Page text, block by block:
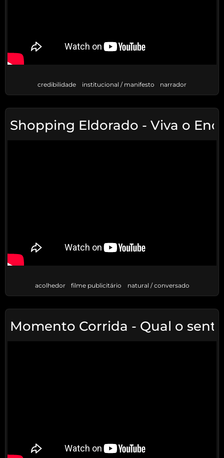
credibilidade institucional / manifesto narrador
Shopping Eldorado - Viva o
acolhedor filme publicitário natural / conversado
Momento Corrida - Qual o